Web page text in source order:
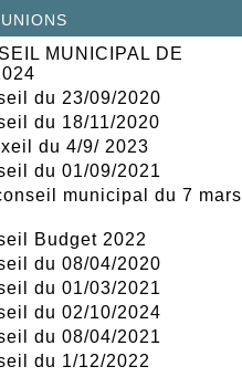
MUNICIPAL DE
du 23/09/2020
du 18/11/2020
du 4/9/ 2023
du 01/09/2021
municipal du 7 mars
Budget 2022
du 08/04/2020
du 01/03/2021
du 02/10/2024
du 08/04/2021
du 1/12/2022